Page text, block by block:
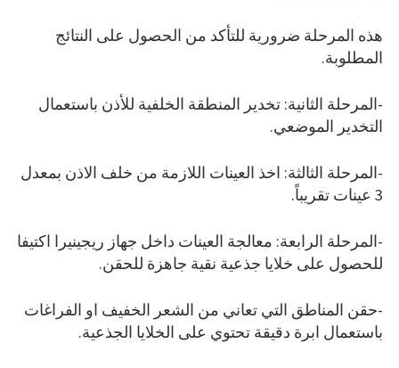
هذه المرحلة ضرورية للتأكد من الحصول على النتائج
المطلوبة.
-المرحلة الثانية: تخدير المنطقة الخلفية للأذن باستعمال
التخدير الموضعي.
-المرحلة الثالثة: اخذ العينات اللازمة من خلف الاذن بمعدل
3 عينات تقريباً.
-المرحلة الرابعة: معالجة العينات داخل جهاز ريجينيرا اكتيفا
للحصول على خلايا جذعية نقية جاهزة للحقن.
-حقن المناطق التي تعاني من الشعر الخفيف او الفراغات
باستعمال ابرة دقيقة تحتوي على الخلايا الجذعية.